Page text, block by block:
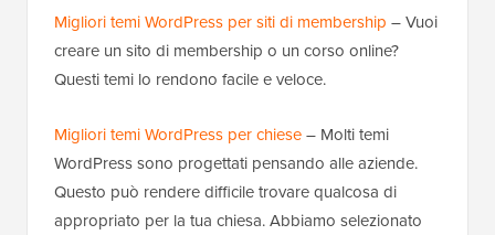
Migliori temi WordPress per siti di membership – Vuoi
creare un sito di membership o un corso online?
Questi temi lo rendono facile e veloce.
Migliori temi WordPress per chiese– Molti temi
WordPress sono progettati pensando alle aziende.
Questo può rendere difficile trovare qualcosa di
appropriato per la tua chiesa. Abbiamo selezionato